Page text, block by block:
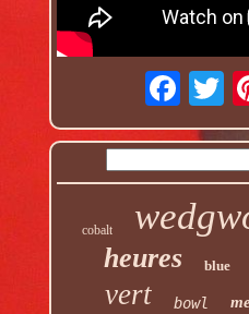
cobalt
heures blue
vert bowl